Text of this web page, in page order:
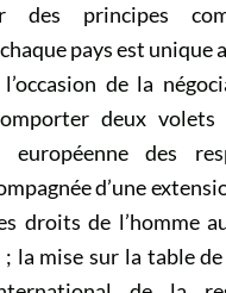
des principes
pays est unique
de la
deux volets
européenne des
d’une
droits de l’homme
la mise sur la table